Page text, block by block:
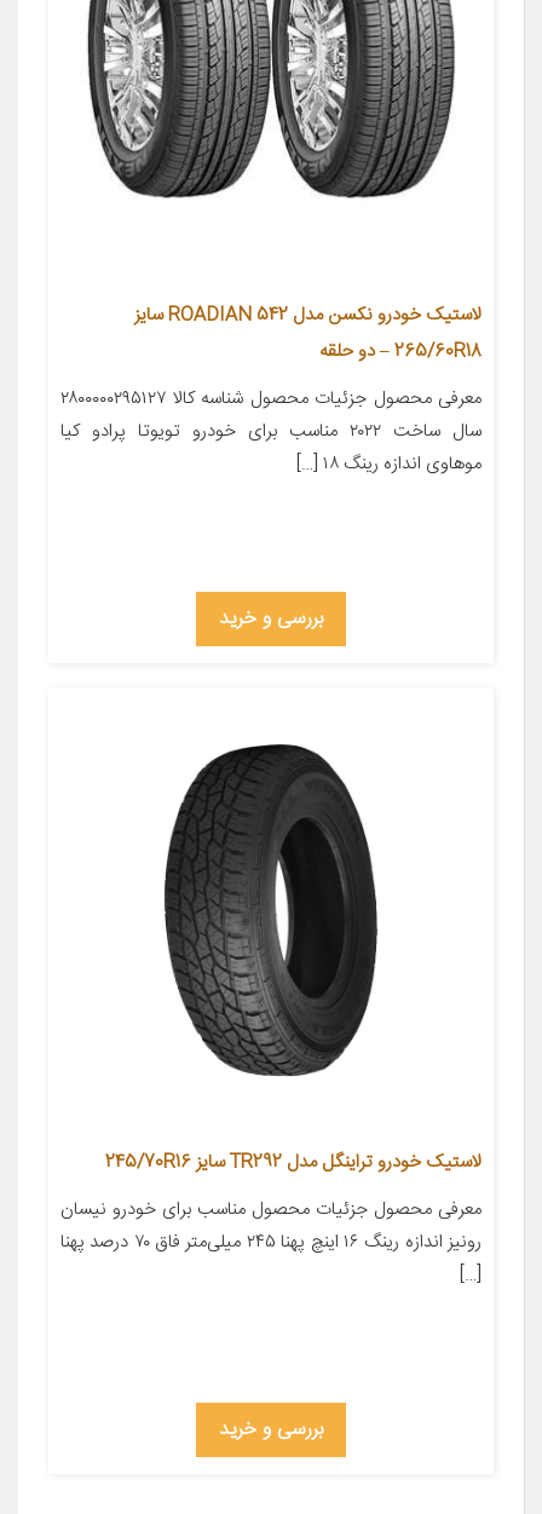
لاستیک خودرو نکسن مدل ROADIAN 542 سایز
265/60R18 – دو حلقه
معرفی محصول جزئیات محصول شناسه کالا ۲۸۰۰۰۰۰۲۹۵۱۲۷
سال ساخت ۲۰۲۲ مناسب برای خودرو تویوتا پرادو کیا
موهاوی اندازه رینگ ۱۸ […]
بررسی و خرید
لاستیک خودرو تراینگل مدل TR292 سایز 245/70R16
معرفی محصول جزئیات محصول مناسب برای خودرو نیسان
رونیز اندازه رینگ ۱۶ اینچ پهنا ۲۴۵ میلی‌متر فاق ۷۰ درصد پهنا
[…]
بررسی و خرید